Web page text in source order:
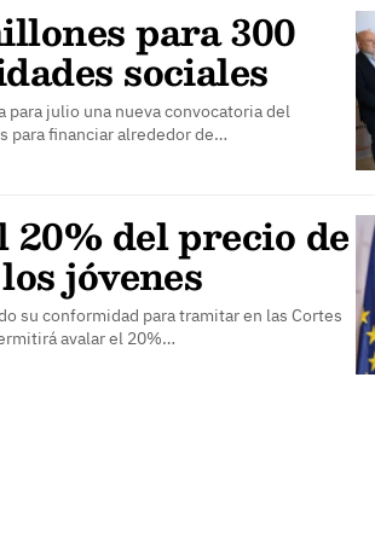
para 300
sociales
para julio una nueva convocatoria del
para financiar alrededor de…
20% del precio de
jóvenes
su conformidad para tramitar en las Cortes
avalar el 20%…